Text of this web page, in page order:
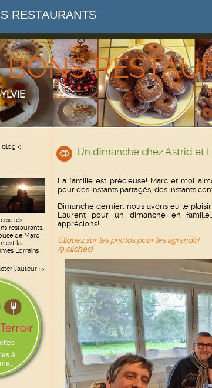
RESTAURANTS
BONS
blog <
les
restaurants.
de Marc
est la
Lorrains
l'auteur >>
à
Un dimanche chez Astrid et
La famille est précieuse! Marc et moi
pour des instants partagés, des instants
Dimanche dernier, nous avons eu le
Laurent pour un dimanche en
apprécions!
Cliquez sur les photos pour les agrandir!
(9 clichés)